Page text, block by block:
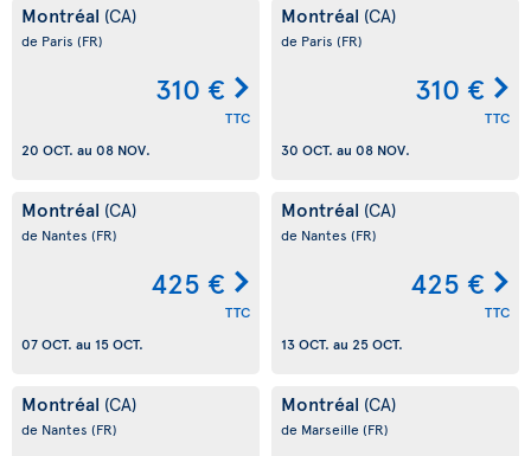
Montréal (CA)
de Paris (FR)
310 €
TTC
20 OCT. au 08 NOV.
Montréal (CA)
de Paris (FR)
310 €
TTC
30 OCT. au 08 NOV.
Montréal (CA)
de Nantes (FR)
425 €
TTC
07 OCT. au 15 OCT.
Montréal (CA)
de Nantes (FR)
425 €
TTC
13 OCT. au 25 OCT.
Montréal (CA)
de Nantes (FR)
Montréal (CA)
de Marseille (FR)